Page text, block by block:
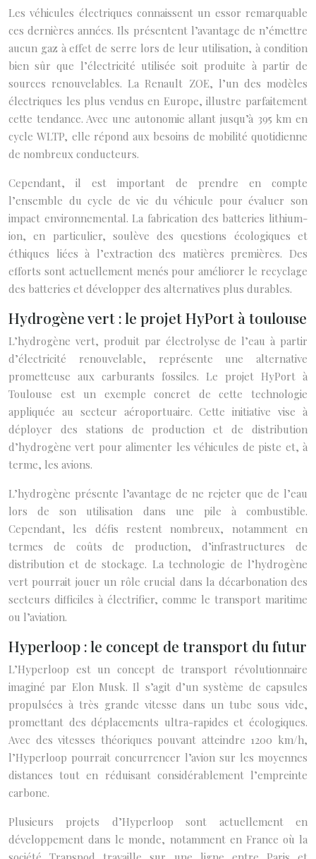
Les véhicules électriques connaissent un essor remarquable
ces dernières années. Ils présentent l’avantage de n’émettre
aucun gaz à effet de serre lors de leur utilisation, à condition
bien sûr que l’électricité utilisée soit produite à partir de
sources renouvelables. La Renault ZOE, l’un des modèles
électriques les plus vendus en Europe, illustre parfaitement
cette tendance. Avec une autonomie allant jusqu’à 395 km en
cycle WLTP, elle répond aux besoins de mobilité quotidienne
de nombreux conducteurs.
Cependant, il est important de prendre en compte
l’ensemble du cycle de vie du véhicule pour évaluer son
impact environnemental. La fabrication des batteries lithium-
ion, en particulier, soulève des questions écologiques et
éthiques liées à l’extraction des matières premières. Des
efforts sont actuellement menés pour améliorer le recyclage
des batteries et développer des alternatives plus durables.
Hydrogène vert : le projet HyPort à toulouse
L’hydrogène vert, produit par électrolyse de l’eau à partir
d’électricité renouvelable, représente une alternative
prometteuse aux carburants fossiles. Le projet HyPort à
Toulouse est un exemple concret de cette technologie
appliquée au secteur aéroportuaire. Cette initiative vise à
déployer des stations de production et de distribution
d’hydrogène vert pour alimenter les véhicules de piste et, à
terme, les avions.
L’hydrogène présente l’avantage de ne rejeter que de l’eau
lors de son utilisation dans une pile à combustible.
Cependant, les défis restent nombreux, notamment en
termes de coûts de production, d’infrastructures de
distribution et de stockage. La technologie de l’hydrogène
vert pourrait jouer un rôle crucial dans la décarbonation des
secteurs difficiles à électrifier, comme le transport maritime
ou l’aviation.
Hyperloop : le concept de transport du futur
L’Hyperloop est un concept de transport révolutionnaire
imaginé par Elon Musk. Il s’agit d’un système de capsules
propulsées à très grande vitesse dans un tube sous vide,
promettant des déplacements ultra-rapides et écologiques.
Avec des vitesses théoriques pouvant atteindre 1200 km/h,
l’Hyperloop pourrait concurrencer l’avion sur les moyennes
distances tout en réduisant considérablement l’empreinte
carbone.
Plusieurs projets d’Hyperloop sont actuellement en
développement dans le monde, notamment en France où la